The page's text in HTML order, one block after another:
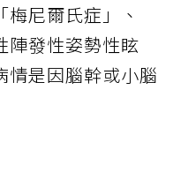
尼爾氏症」、
陣發性姿勢性眩
情是因腦幹或小腦